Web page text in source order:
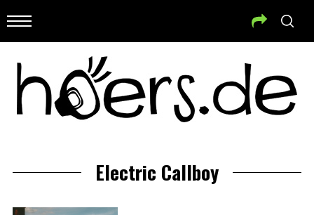
Electric Callboy